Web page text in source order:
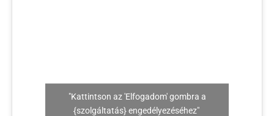
"Kattintson az 'Elfogadom' gombra a
{szolgáltatás} engedélyezéséhez"